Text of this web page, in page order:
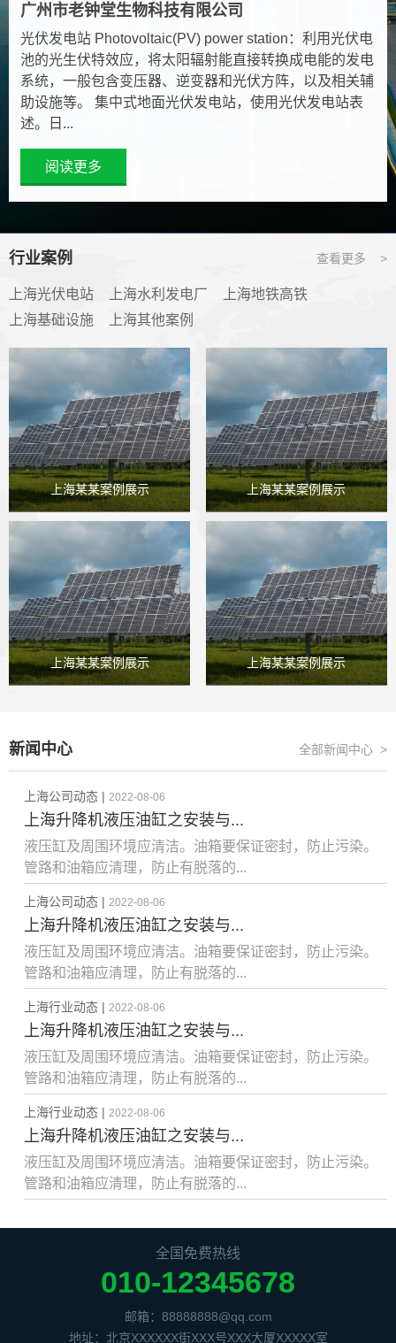
广州市老钟堂生物科技有限公司
光伏发电站 Photovoltaic(PV) power station：利用光伏电
池的光生伏特效应，将太阳辐射能直接转换成电能的发电
系统，一般包含变压器、逆变器和光伏方阵，以及相关辅
助设施等。 集中式地面光伏发电站，使用光伏发电站表
述。日...
阅读更多
行业案例 查看更多 >
上海光伏电站 上海水利发电厂
上海地铁高铁
上海基础设施
上海其他案例
上海某某案例展示 上海某某案例展示
上海某某案例展示 上海某某案例展示
新闻中心 全部新闻中心 >
上海公司动态 | 2022-08-06
上海升降机液压油缸之安装与...
液压缸及周围环境应清洁。油箱要保证密封，防止污染。
管路和油箱应清理，防止有脱落的...
上海公司动态 | 2022-08-06
上海升降机液压油缸之安装与...
液压缸及周围环境应清洁。油箱要保证密封，防止污染。
管路和油箱应清理，防止有脱落的...
上海行业动态 | 2022-08-06
上海升降机液压油缸之安装与...
液压缸及周围环境应清洁。油箱要保证密封，防止污染。
管路和油箱应清理，防止有脱落的...
上海行业动态 | 2022-08-06
上海升降机液压油缸之安装与...
液压缸及周围环境应清洁。油箱要保证密封，防止污染。
管路和油箱应清理，防止有脱落的...
全国免费热线
010-12345678
邮箱：88888888@qq.com
地址：北京XXXXXX街XXX号XXX大厦XXXXX室